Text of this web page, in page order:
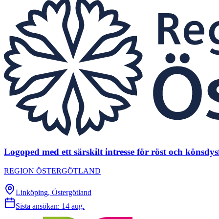
Logoped med ett särskilt intresse för röst och
REGION ÖSTERGÖTLAND
Linköping, Östergötland
Sista ansökan: 14 aug.